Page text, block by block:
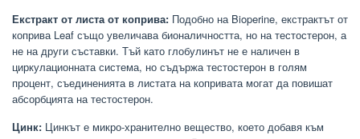
Екстракт от листа от коприва: Подобно на Bioperine, екстрактът от
коприва Leaf също увеличава бионаличността, но на тестостерон, а
не на други съставки. Тъй като глобулинът не е наличен в
циркулационната система, но съдържа тестостерон в голям
процент, съединенията в листата на копривата могат да повишат
абсорбцията на тестостерон.
Цинк: Цинкът е микро-хранително вещество, което добавя към